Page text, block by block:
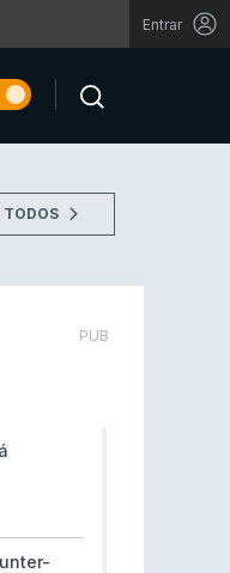
Entrar
TODOS
PUB